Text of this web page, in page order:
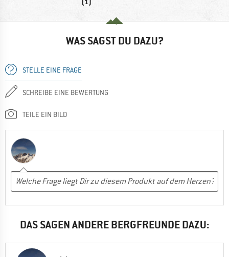
WAS SAGST DU DAZU?
STELLE EINE FRAGE
SCHREIBE EINE BEWERTUNG
TEILE EIN BILD
DAS SAGEN ANDERE BERGFREUNDE DAZU: